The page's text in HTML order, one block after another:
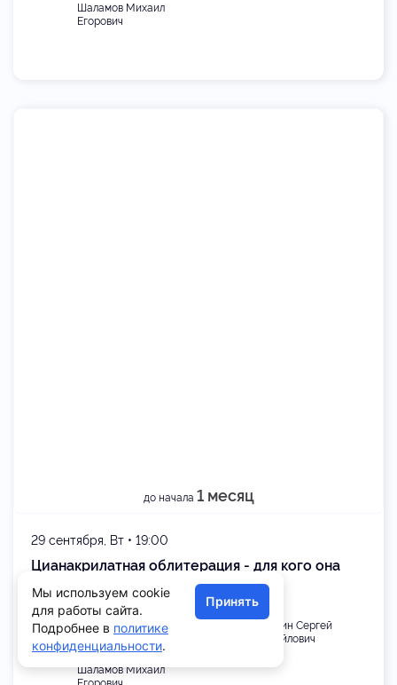
Шаламов Михаил
Егорович
до начала 1 месяц
Мурзина Елена
Маркин Сергей
Михайлович
Шаламов Михаил
29 сентября, Вт • 19:00
Цианакрилатная облитерация - для кого она
методика выбора?
Мы используем cookie
для работы сайта.
Подробнее в политике
конфиденциальности.
Принять